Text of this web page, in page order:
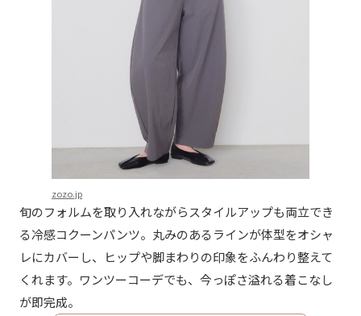
zozo.jp
旬のフォルムを取り入れながらスタイルアップも両立でき
る冷感コクーンパンツ。丸みのあるラインが体型をオシャ
レにカバーし、ヒップや脚まわりの印象をふんわり整えて
くれます。ワンツーコーデでも、今っぽさ溢れる着こなし
が即完成。